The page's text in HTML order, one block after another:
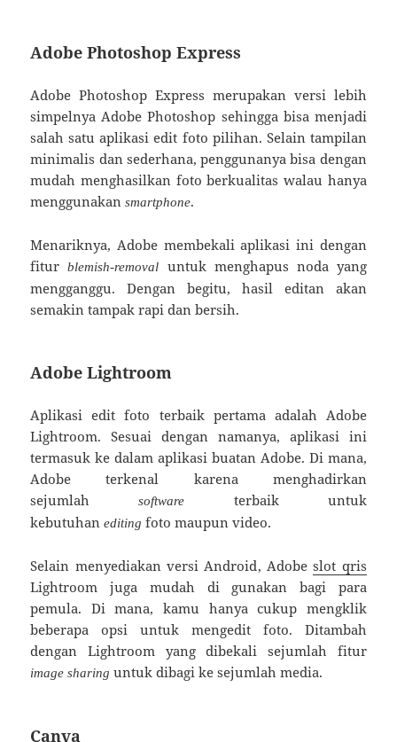
Adobe Photoshop Express
Adobe Photoshop Express merupakan versi lebih
simpelnya Adobe Photoshop sehingga bisa menjadi
salah satu aplikasi edit foto pilihan. Selain tampilan
minimalis dan sederhana, penggunanya bisa dengan
mudah menghasilkan foto berkualitas walau hanya
menggunakansmartphone.
Menariknya, Adobe membekali aplikasi ini dengan
fiturblemish-removal
untuk menghapus noda yang
mengganggu. Dengan begitu, hasil editan akan
semakin tampak rapi dan bersih.
Adobe Lightroom
Aplikasi edit foto terbaik pertama adalah Adobe
Lightroom. Sesuai dengan namanya, aplikasi ini
termasuk ke dalam aplikasi buatan Adobe. Di mana,
Adobe terkenal karena menghadirkan
sejumlahsoftware
terbaik untuk
kebutuhaneditingfoto maupun video.
Selain menyediakan versi Android, Adobeslot qris
Lightroom juga mudah di gunakan bagi para
pemula. Di mana, kamu hanya cukup mengklik
beberapa opsi untuk mengedit foto. Ditambah
dengan Lightroom yang dibekali sejumlah fitur
image sharing untuk dibagi ke sejumlah media.
Canva